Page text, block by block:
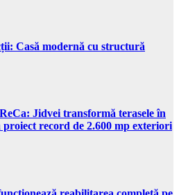
Casă modernă cu structură
Jidvei transformă terasele în
record de 2.600 mp exteriori